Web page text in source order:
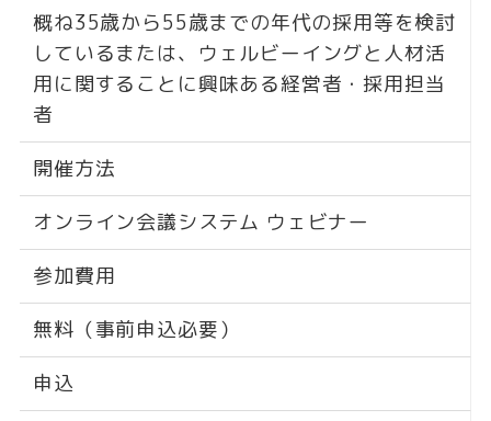
概ね35歳から55歳までの年代の採用等を検討
しているまたは、ウェルビーイングと人材活
用に関することに興味ある経営者・採用担当
者
開催方法
オンライン会議システム ウェビナー
参加費用
無料（事前申込必要）
申込